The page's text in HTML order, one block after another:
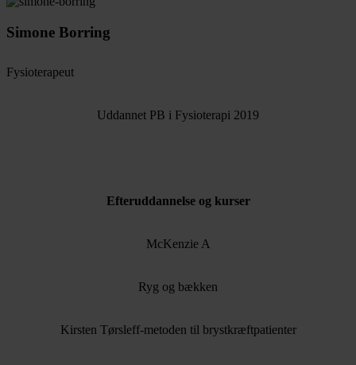
Simone Borring
Fysioterapeut
Uddannet PB i Fysioterapi 2019
Efteruddannelse og kurser
McKenzie A
Ryg og bækken
Kirsten Tørsleff-metoden til brystkræftpatienter